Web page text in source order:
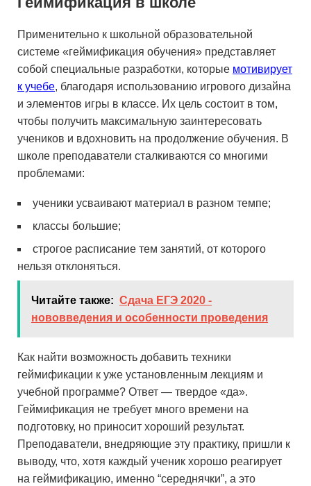
Применительно к школьной образовательной
системе «геймификация обучения» представляет
собой специальные разработки, которые мотивирует
к учебе, благодаря использованию игрового дизайна
и элементов игры в классе. Их цель состоит в том,
чтобы получить максимальную заинтересовать
учеников и вдохновить на продолжение обучения. В
школе преподаватели сталкиваются со многими
проблемами:
ученики усваивают материал в разном темпе;
классы большие;
строгое расписание тем занятий, от которого
нельзя отклоняться.
Читайте также: Сдача ЕГЭ 2020 -
нововведения и особенности проведения
Как найти возможность добавить техники
геймификации к уже установленным лекциям и
учебной программе? Ответ — твердое «да».
Геймификация не требует много времени на
подготовку, но приносит хороший результат.
Преподаватели, внедряющие эту практику, пришли к
выводу, что, хотя каждый ученик хорошо реагирует
на геймификацию, именно “середнячки”, а это